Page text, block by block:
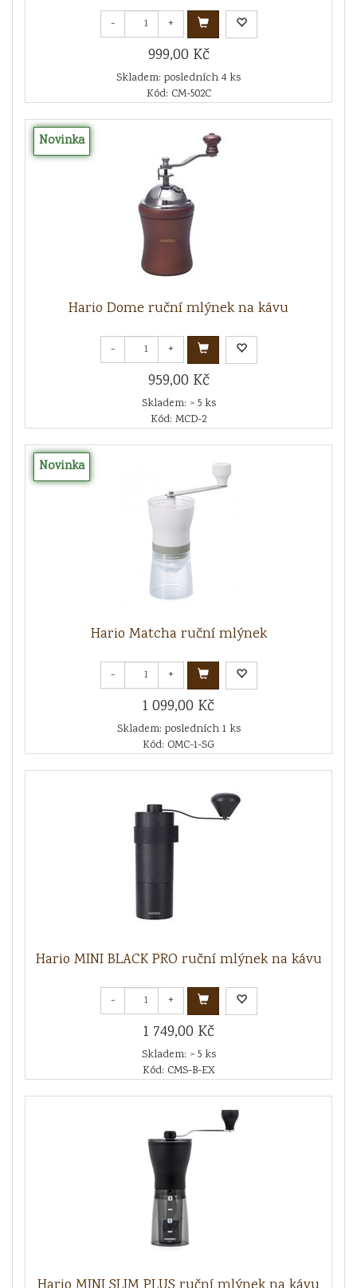
- +
999,00 Kč
Skladem: posledních 4 ks
Kód: CM-502C
Novinka
Hario Dome ruční mlýnek na kávu
- +
959,00 Kč
Skladem: > 5 ks
Kód: MCD-2
Novinka
Hario Matcha ruční mlýnek
- +
1 099,00 Kč
Skladem: posledních 1 ks
Kód: OMC-1-SG
Hario MINI BLACK PRO ruční mlýnek na kávu
- +
1 749,00 Kč
Skladem: > 5 ks
Kód: CMS-B-EX